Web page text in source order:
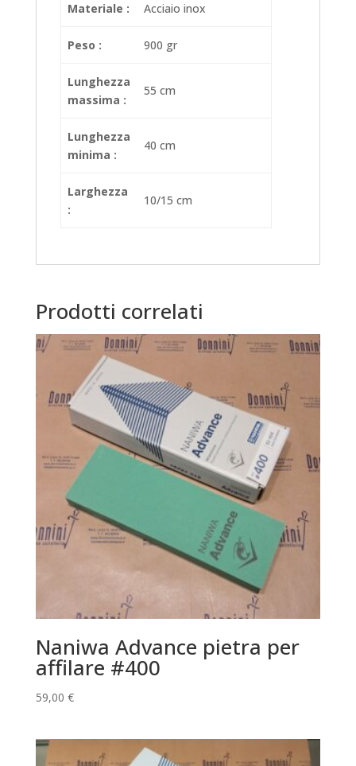
Materiale : Acciaio inox
Peso : 900 gr
Lunghezza
massima :
55 cm
Lunghezza
minima :
40 cm
Larghezza
:
10/15 cm
Prodotti correlati
Naniwa Advance pietra per
affilare #400
59,00 €